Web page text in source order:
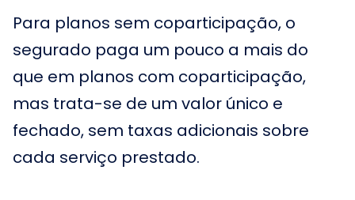
Para planos sem coparticipação, o
segurado paga um pouco a mais do
que em planos com coparticipação,
mas trata-se de um valor único e
fechado, sem taxas adicionais sobre
cada serviço prestado.